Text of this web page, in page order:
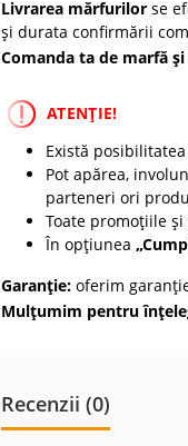
Livrarea mărfurilor se
și durata confirmării
Comanda ta de marfă
ATENȚIE!
Există
Pot apărea,
parteneri ori
Toate promoțiile
În opțiunea
Garanție: oferim
Mulțumim pentru
Recenzii (0)